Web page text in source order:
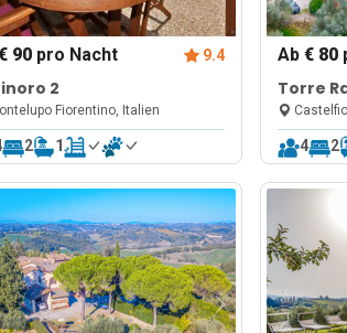
90 pro Nacht 9.4
2
Fiorentino, Italien
2 1
Ab € 80
Torre
Shared
4 2